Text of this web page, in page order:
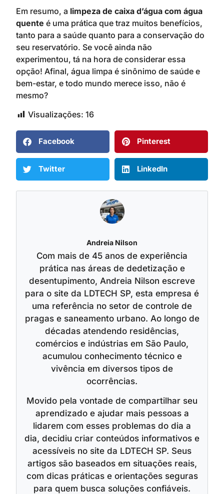
Em resumo, a limpeza de caixa d’água com água
quente é uma prática que traz muitos benefícios,
tanto para a saúde quanto para a conservação do
seu reservatório. Se você ainda não
experimentou, tá na hora de considerar essa
opção! Afinal, água limpa é sinônimo de saúde e
bem-estar, e todo mundo merece isso, não é
mesmo?
Visualizações: 16
Facebook Pinterest
Twitter LinkedIn
Andreia Nilson
Com mais de 45 anos de experiência
prática nas áreas de dedetização e
desentupimento, Andreia Nilson escreve
para o site da LDTECH SP, esta empresa é
uma referência no setor de controle de
pragas e saneamento urbano. Ao longo de
décadas atendendo residências,
comércios e indústrias em São Paulo,
acumulou conhecimento técnico e
vivência em diversos tipos de
ocorrências.
Movido pela vontade de compartilhar seu
aprendizado e ajudar mais pessoas a
lidarem com esses problemas do dia a
dia, decidiu criar conteúdos informativos e
acessíveis no site da LDTECH SP. Seus
artigos são baseados em situações reais,
com dicas práticas e orientações seguras
para quem busca soluções confiáveis.